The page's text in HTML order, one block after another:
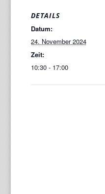
DETAILS
Datum:
24. November 2024
Zeit:
10:30 - 17:00